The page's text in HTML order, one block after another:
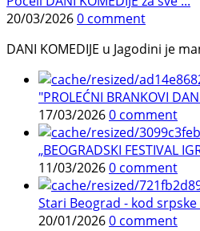
20/03/20260 comment
DANI KOMEDIJE u Jagodini je
"PROLEĆNI BRANKOVI
17/03/20260 comment
„BEOGRADSKI FESTIVAL
11/03/20260 comment
Stari Beograd - kod
20/01/20260 comment